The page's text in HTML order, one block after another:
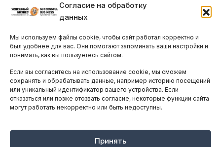
Согласие на обработку
данных
Мы используем файлы cookie, чтобы сайт работал корректно и
был удобнее для вас. Они помогают запоминать ваши настройки и
понимать, как вы пользуетесь сайтом.
Если вы согласитесь на использование cookie, мы сможем
сохранять и обрабатывать данные, например историю посещений
или уникальный идентификатор вашего устройства. Если
отказаться или позже отозвать согласие, некоторые функции сайта
могут работать некорректно или быть недоступны.
Принять
Бизнес-клубы и ассоциации
Остальные новости
АНАЛИТИКА И СТАТИСТИКА
ARTICLES IN ENGLISH
НАВИГАЦИЯ